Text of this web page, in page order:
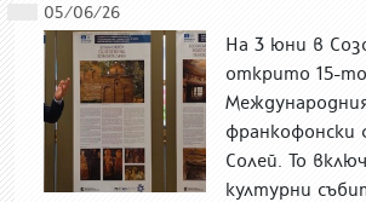
05/06/26
На 3 юни в
открито 15-
франкофонски
Солей. То
културни